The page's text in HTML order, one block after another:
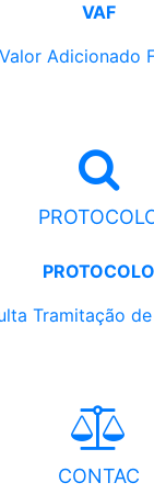
VAF
Valor Adicionado
PROTOCOLO
Tramitação
CONTAC